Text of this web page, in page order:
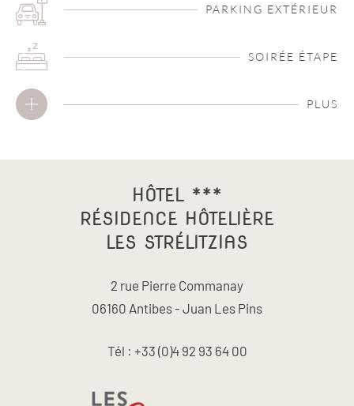
PARKING EXTÉRIEUR
SOIRÉE ÉTAPE
PLUS
HÔTEL ***
RÉSIDENCE HÔTELIÈRE
LES STRÉLITZIAS
2 rue Pierre Commanay
06160 Antibes - Juan Les Pins
Tél : +33 (0)4 92 93 64 00